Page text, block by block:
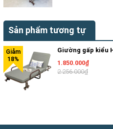
Kiểu dáng trang nhã, hợp
khách, phòng ngủ, sân vườn
bạn.
Thiết kế gọn nhẹ, thông
đang nằm hay ngồi, chỉ cần
Sản phẩm tương tự
Giường gấp kiểu
1.850.000₫
2.256.000₫